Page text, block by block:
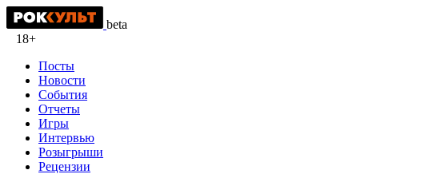
beta
18+
Посты
Новости
События
Отчеты
Игры
Интервью
Розыгрыши
Рецензии